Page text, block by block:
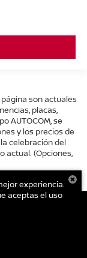
son actuales
placas,
AUTOCOM, se
y los precios de
celebración del
actual. (Opciones,
experiencia.
aceptas el uso